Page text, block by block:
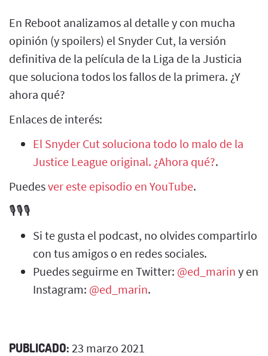
En Reboot analizamos al detalle y con mucha
opinión (y spoilers) el Snyder Cut, la versión
definitiva de la película de la Liga de la Justicia
que soluciona todos los fallos de la primera. ¿Y
ahora qué?
Enlaces de interés:
El Snyder Cut soluciona todo lo malo de la
Justice League original. ¿Ahora qué?.
Puedesver este episodio en YouTube.
🎙️🎙️🎙️
Si te gusta el podcast, no olvides compartirlo
con tus amigos o en redes sociales.
Puedes seguirme en Twitter: @ed_marin y en
Instagram: @ed_marin.
PUBLICADO: 23 marzo 2021